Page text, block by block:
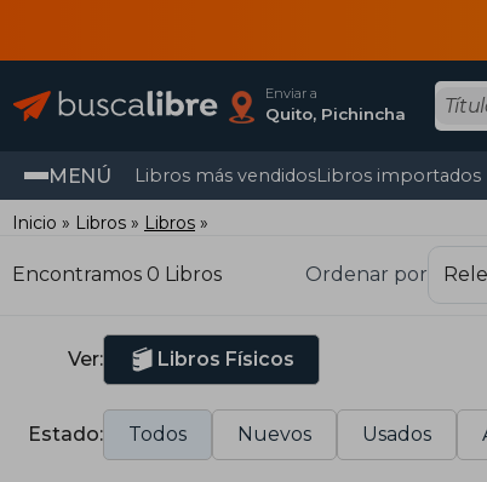
Enviar a
Quito, Pichincha
MENÚ Libros más vendidosLibros importados
Inicio Libros Libros
Encontramos 0 Libros Ordenar por
Ver: Libros Físicos
Estado: Todos Nuevos Usados